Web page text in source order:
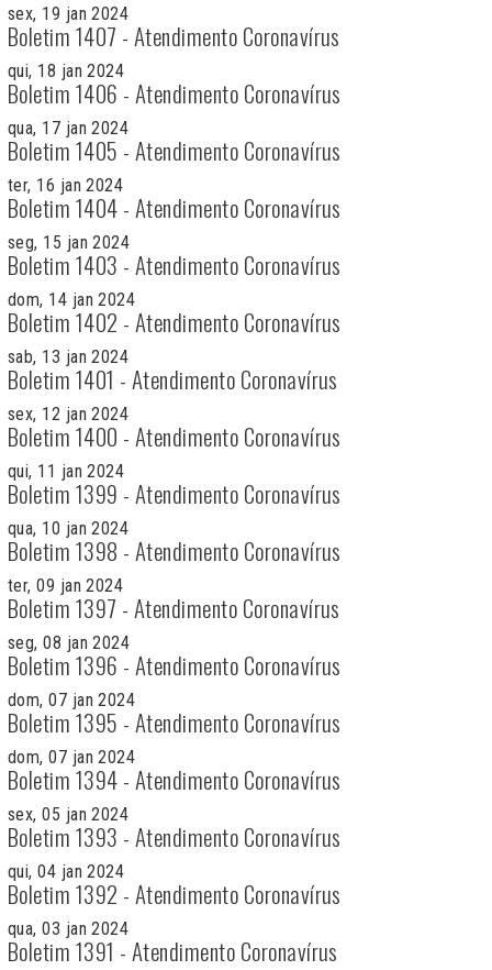
sex, 19 jan 2024
Boletim 1407 - Atendimento Coronavírus
qui, 18 jan 2024
Boletim 1406 - Atendimento Coronavírus
qua, 17 jan 2024
Boletim 1405 - Atendimento Coronavírus
ter, 16 jan 2024
Boletim 1404 - Atendimento Coronavírus
seg, 15 jan 2024
Boletim 1403 - Atendimento Coronavírus
dom, 14 jan 2024
Boletim 1402 - Atendimento Coronavírus
sab, 13 jan 2024
Boletim 1401 - Atendimento Coronavírus
sex, 12 jan 2024
Boletim 1400 - Atendimento Coronavírus
qui, 11 jan 2024
Boletim 1399 - Atendimento Coronavírus
qua, 10 jan 2024
Boletim 1398 - Atendimento Coronavírus
ter, 09 jan 2024
Boletim 1397 - Atendimento Coronavírus
seg, 08 jan 2024
Boletim 1396 - Atendimento Coronavírus
dom, 07 jan 2024
Boletim 1395 - Atendimento Coronavírus
dom, 07 jan 2024
Boletim 1394 - Atendimento Coronavírus
sex, 05 jan 2024
Boletim 1393 - Atendimento Coronavírus
qui, 04 jan 2024
Boletim 1392 - Atendimento Coronavírus
qua, 03 jan 2024
Boletim 1391 - Atendimento Coronavírus